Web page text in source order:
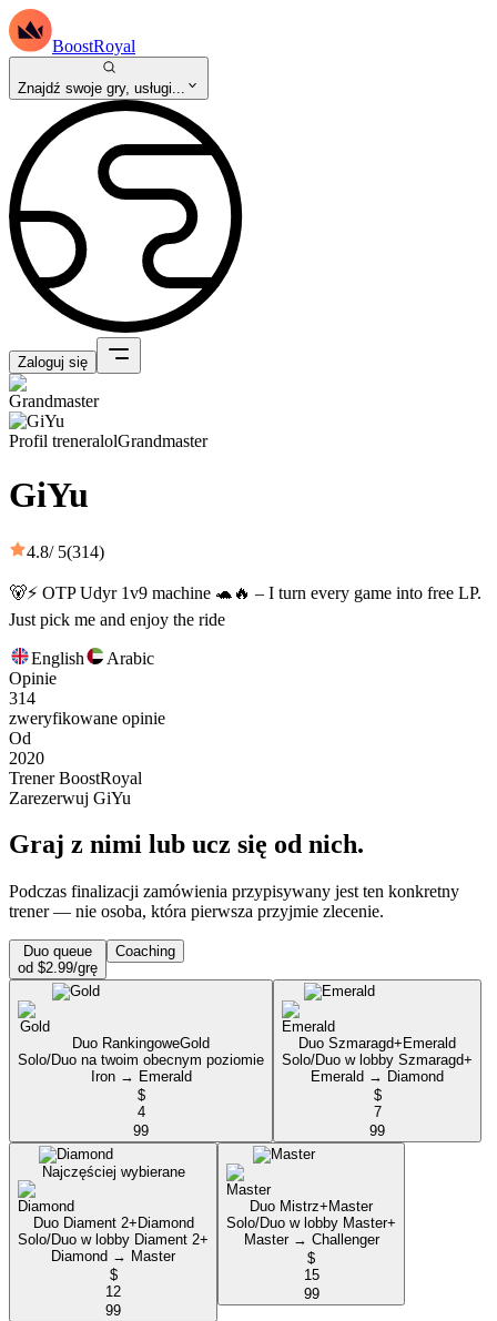
BoostRoyal
Znajdź swoje gry, usługi...
Zaloguj się
Profil treneralolGrandmaster
GiYu
4.8/ 5(314)
🐻⚡ OTP Udyr 1v9 machine 🐢🔥 – I turn every game into free LP.
Just pick me and enjoy the ride
English
Arabic
Opinie
314
zweryfikowane opinie
Od
2020
Trener BoostRoyal
Zarezerwuj GiYu
Graj z nimi lub ucz się od nich.
Podczas finalizacji zamówienia przypisywany jest ten konkretny
trener — nie osoba, która pierwsza przyjmie zlecenie.
Duo queue
od $2.99/grę
Coaching
Duo RankingoweGold
Solo/Duo na twoim obecnym poziomie
Iron → Emerald
$
4
99
Duo Szmaragd+ Emerald
Solo/Duo w lobby Szmaragd+
Emerald → Diamond
$
7
99
Najczęściej wybierane
Duo Diament 2+ Diamond
Solo/Duo w lobby Diament 2+
Diamond → Master
$
12
99
Duo Mistrz+ Master
Solo/Duo w lobby Master+
Master → Challenger
$
15
99